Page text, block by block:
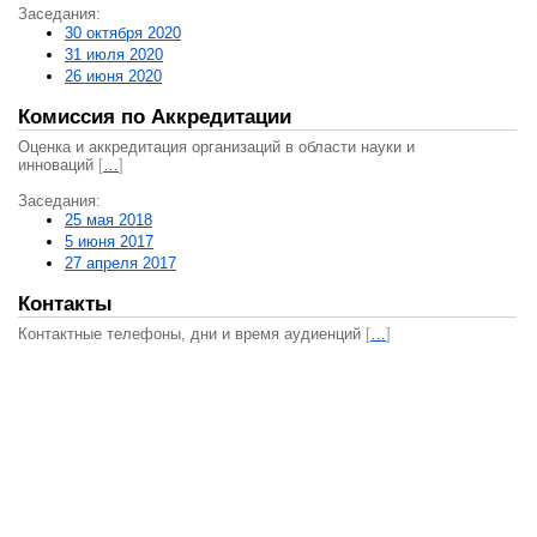
Заседания:
30 октября 2020
31 июля 2020
26 июня 2020
Комиссия по Аккредитации
Оценка и аккредитация организаций в области науки и
инноваций […]
Заседания:
25 мая 2018
5 июня 2017
27 апреля 2017
Контакты
Контактные телефоны, дни и время аудиенций […]